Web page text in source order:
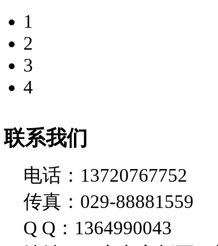
1
2
3
4
联系我们
电话：13720767752
传真：029-88881559
Q Q：1364990043